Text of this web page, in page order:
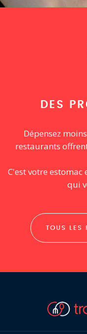
DES
Dépensez
restaurants
C'est votre
qui
TOUS LES